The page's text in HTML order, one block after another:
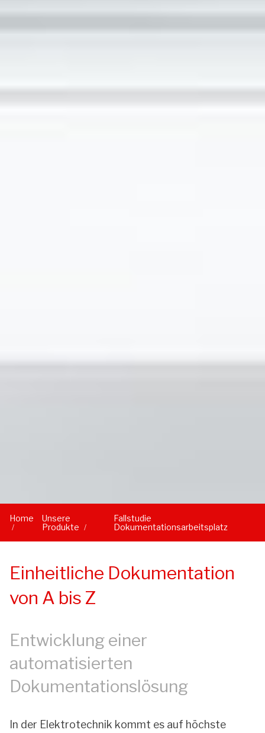
Home
Unsere
Produkte
Fallstudie
Dokumentationsarbeitsplatz
Einheitliche Dokumentation
von A bis Z
Entwicklung einer
automatisierten
Dokumentationslösung
In der Elektrotechnik kommt es auf höchste